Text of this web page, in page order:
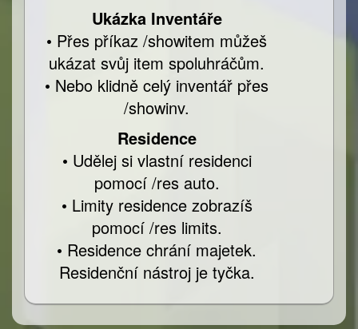
Ukázka Inventáře
• Přes příkaz /showitem můžeš
ukázat svůj item spoluhráčům.
• Nebo klidně celý inventář přes
/showinv.
Residence
• Udělej si vlastní residenci
pomocí /res auto.
• Limity residence zobrazíš
pomocí /res limits.
• Residence chrání majetek.
Residenční nástroj je tyčka.